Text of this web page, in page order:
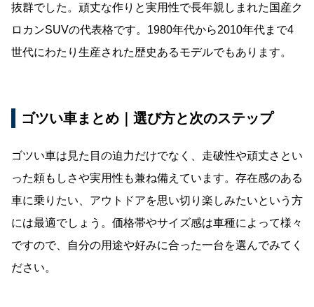
抜群でした。頑丈な作りと実用性で長年親しまれた国産ク
ロカンSUVの代表格です。1980年代から2010年代まで4
世代にわたり生産された歴史あるモデルでもあります。
ゴツい車まとめ｜選び方と次のステップ
ゴツい車は見た目の迫力だけでなく、走破性や頑丈さとい
った頼もしさや実用性も兼ね備えています。存在感のある
車に乗りたい、アウトドアを思い切り楽しみたいという方
には最適でしょう。価格帯やサイズ感は車種によって様々
ですので、自分の用途や好みに合った一台を選んでみてく
ださい。